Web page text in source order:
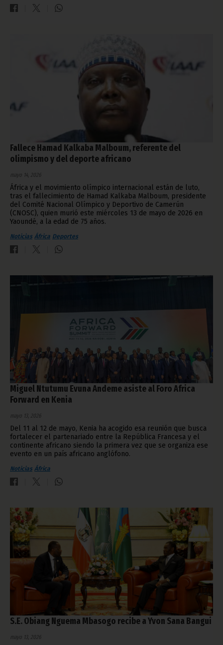
Fallece Hamad Kalkaba Malboum, referente del
olimpismo y del deporte africano
mayo 14, 2026
África y el movimiento olímpico internacional están de luto,
tras el fallecimiento de Hamad Kalkaba Malboum, presidente
del Comité Nacional Olímpico y Deportivo de Camerún
(CNOSC), quien murió este miércoles 13 de mayo de 2026 en
Yaoundé, a la edad de 75 años.
Noticias África Deportes
Miguel Ntutumu Evuna Andeme asiste al Foro Africa
Forward en Kenia
mayo 13, 2026
Del 11 al 12 de mayo, Kenia ha acogido esa reunión que busca
fortalecer el partenariado entre la República Francesa y el
continente africano siendo la primera vez que se organiza ese
evento en un país africano anglófono.
Noticias África
S.E. Obiang Nguema Mbasogo recibe a Yvon Sana Bangui
mayo 13, 2026